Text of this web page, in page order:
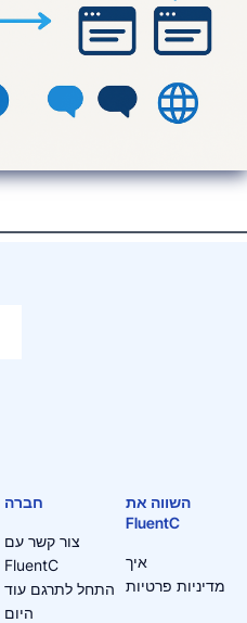
חברה
צור קשר עם
FluentC
התחל לתרגם עוד
היום
השווה את
FluentC
איך
מדיניות פרטיות